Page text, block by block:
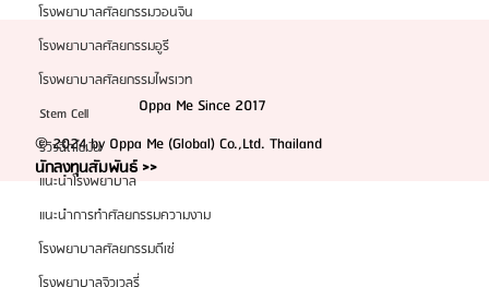
โรงพยาบาลศัลยกรรมวอนจิน
โรงพยาบาลศัลยกรรมอูรี
โรงพยาบาลศัลยกรรมไพรเวท
Stem Cell
รีวิวฉีดไขมัน
แนะนำโรงพยาบาล
แนะนำการทำศัลยกรรมความงาม
โรงพยาบาลศัลยกรรมดีเซ่
Oppa Me Since 2017
© 2024 by Oppa Me (Global) Co.,Ltd. Thailand
นักลงทุนสัมพันธ์ >>